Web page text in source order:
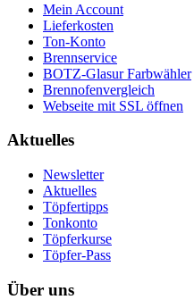
Mein Account
Lieferkosten
Ton-Konto
Brennservice
BOTZ-Glasur Farbwähler
Brennofenvergleich
Webseite mit SSL öffnen
Aktuelles
Newsletter
Aktuelles
Töpfertipps
Tonkonto
Töpferkurse
Töpfer-Pass
Über uns